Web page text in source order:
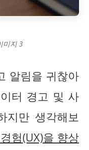
미지 3
알림을 귀찮아
터 경고 및 사
지만 생각해보
험(UX)을 향상